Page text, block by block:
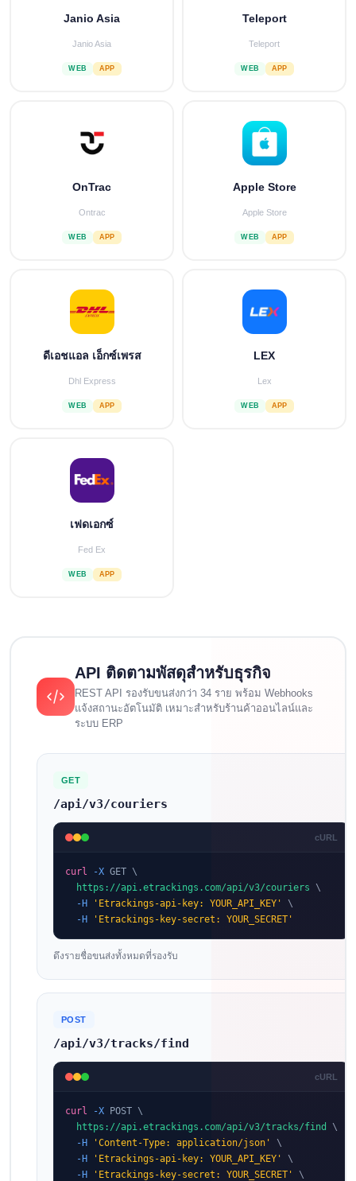
Janio Asia
Janio Asia
WEB APP
Teleport
Teleport
WEB APP
OnTrac
Ontrac
WEB APP
Apple Store
Apple Store
WEB APP
ดีเอชแอล เอ็กซ์เพรส
Dhl Express
WEB APP
LEX
Lex
WEB APP
เฟดเอกซ์
Fed Ex
WEB APP
API ติดตามพัสดุสำหรับธุรกิจ
REST API รองรับขนส่งกว่า 34 ราย พร้อม Webhooks
แจ้งสถานะอัตโนมัติ เหมาะสำหรับร้านค้าออนไลน์และ
ระบบ ERP
GET
/api/v3/couriers
cURL
curl -X GET \
https://api.etrackings.com/api/v3/couriers \
-H
'Etrackings-api-key: YOUR_API_KEY'
\
-H
'Etrackings-key-secret: YOUR_SECRET'
ดึงรายชื่อขนส่งทั้งหมดที่รองรับ
POST
/api/v3/tracks/find
cURL
curl -X POST \
https://api.etrackings.com/api/v3/tracks/find
\
-H
'Content-Type: application/json'
\
-H
'Etrackings-api-key: YOUR_API_KEY'
\
-H
'Etrackings-key-secret: YOUR_SECRET'
\